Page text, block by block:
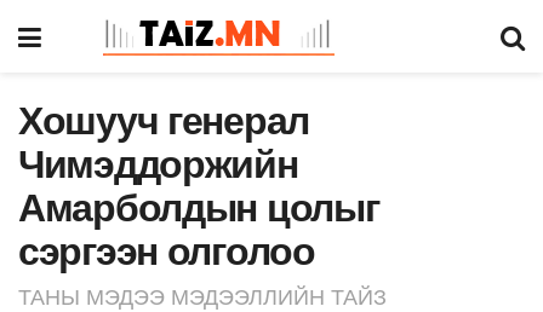
Хошууч генерал
Чимэддоржийн
Амарболдын цолыг
сэргээн олголоо
ТАНЫ МЭДЭЭ МЭДЭЭЛЛИЙН ТАЙЗ